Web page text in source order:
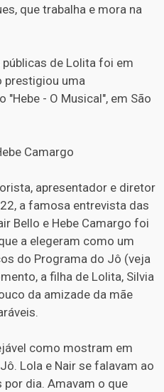
que trabalha e mora na
de Lolita foi em
prestigiou uma
- O Musical", em São
Camargo
apresentador e diretor
a famosa entrevista das
Bello e Hebe Camargo foi
a elegeram como um
do Programa do Jô (veja
a filha de Lolita, Silvia
da amizade da mãe
como mostram em
Lola e Nair se falavam ao
dia. Amavam o que